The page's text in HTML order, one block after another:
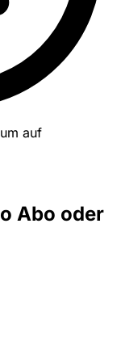
auf
Abo oder